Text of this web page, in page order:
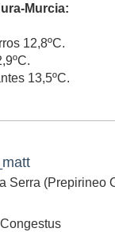
Murcia:
12,8ºC.
13,5ºC.
Serra (Prepirineo